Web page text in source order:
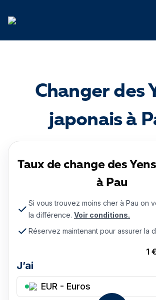
Changer des
japonais à
Taux de change des
à Pau
Si vous trouvez moins cher à Pau on
la différence. Voir conditions.
Réservez maintenant pour assurer la
1 €
J’ai
EUR - Euros